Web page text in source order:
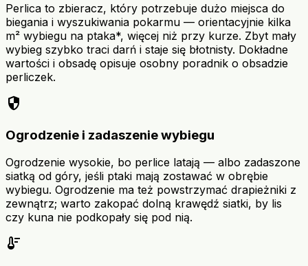
Perlica to zbieracz, który potrzebuje dużo miejsca do
biegania i wyszukiwania pokarmu — orientacyjnie kilka
m² wybiegu na ptaka*, więcej niż przy kurze. Zbyt mały
wybieg szybko traci darń i staje się błotnisty. Dokładne
wartości i obsadę opisuje osobny poradnik o obsadzie
perliczek.
security
Ogrodzenie i zadaszenie wybiegu
Ogrodzenie wysokie, bo perlice latają — albo zadaszone
siatką od góry, jeśli ptaki mają zostawać w obrębie
wybiegu. Ogrodzenie ma też powstrzymać drapieżniki z
zewnątrz; warto zakopać dolną krawędź siatki, by lis
czy kuna nie podkopały się pod nią.
thermostat